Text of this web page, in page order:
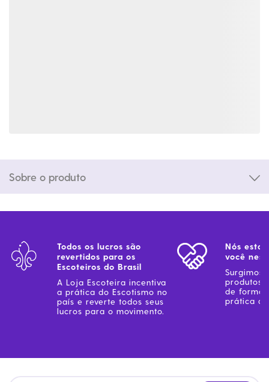
Sobre o produto
Todos os lucros são
revertidos para os
Escoteiros do Brasil
A Loja Escoteira incentiva
a prática do Escotismo no
país e reverte todos seus
lucros para o movimento.
Nós
você
Surgimos
produtos
de forma
prática